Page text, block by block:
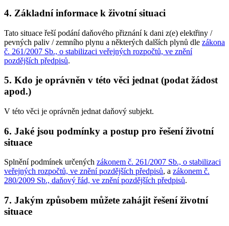
4. Základní informace k životní situaci
Tato situace řeší podání daňového přiznání k dani z(e) elektřiny /
pevných paliv / zemního plynu a některých dalších plynů dle zákona
č. 261/2007 Sb., o stabilizaci veřejných rozpočtů, ve znění
pozdějších předpisů.
5. Kdo je oprávněn v této věci jednat (podat žádost
apod.)
V této věci je oprávněn jednat daňový subjekt.
6. Jaké jsou podmínky a postup pro řešení životní
situace
Splnění podmínek určených zákonem č. 261/2007 Sb., o stabilizaci
veřejných rozpočtů, ve znění pozdějších předpisů, a zákonem č.
280/2009 Sb., daňový řád, ve znění pozdějších předpisů.
7. Jakým způsobem můžete zahájit řešení životní
situace